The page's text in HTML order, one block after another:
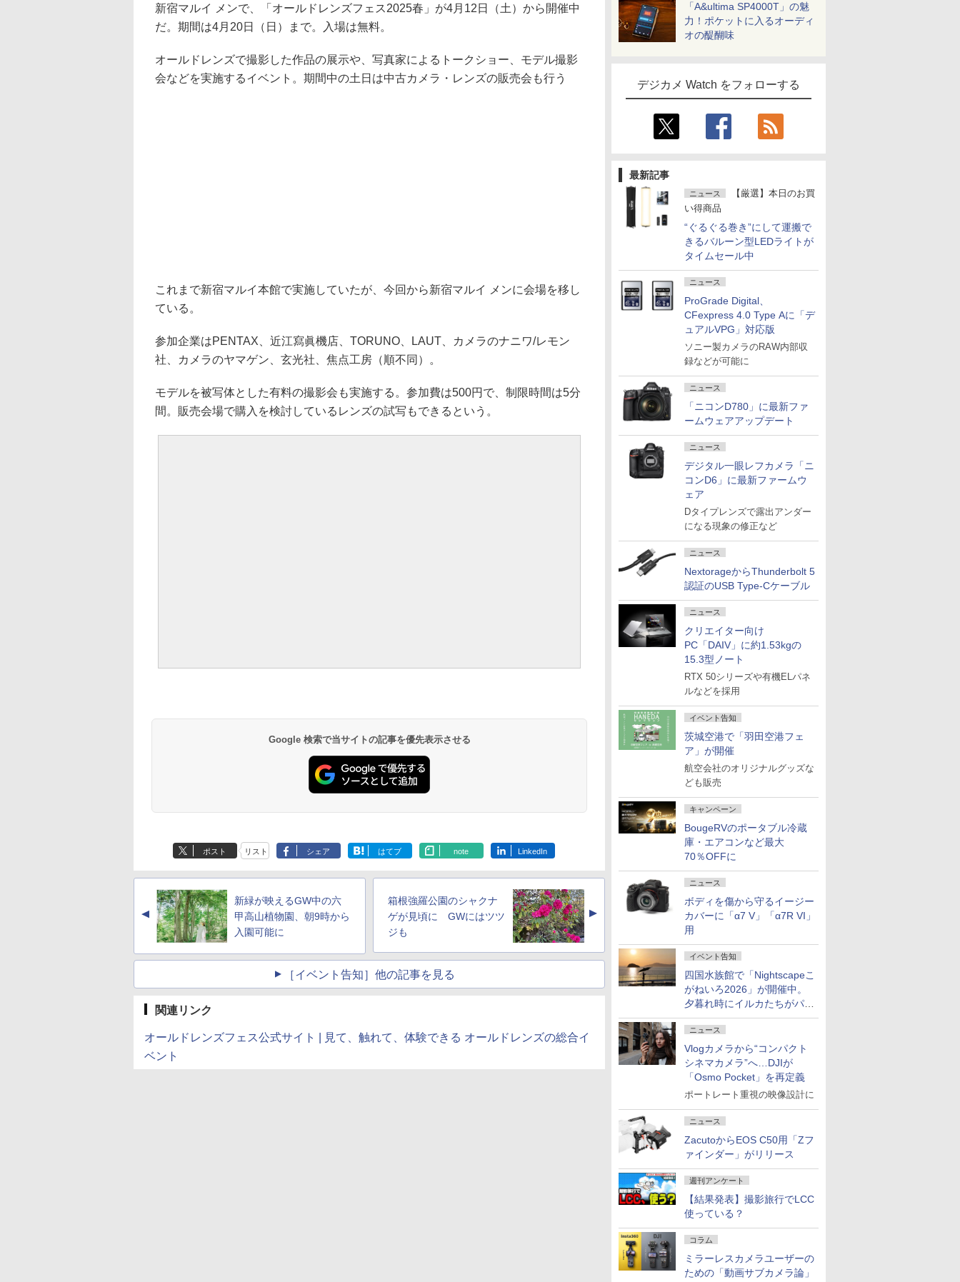
「A&ultima SP4000T」の魅
力！ポケットに入るオーディ
オの醍醐味
デジカメ Watch をフォローする
最新記事
ニュース
【厳選】本日のお買
い得商品
“ぐるぐる巻き”にして運搬で
きるバルーン型LEDライトが
タイムセール中
ニュース
ProGrade Digital、
CFexpress 4.0 Type Aに「デ
ュアルVPG」対応版
ソニー製カメラのRAW内部収
録などが可能に
ニュース
「ニコンD780」に最新ファ
ームウェアアップデート
ニュース
デジタル一眼レフカメラ「ニ
コンD6」に最新ファームウ
ェア
Dタイプレンズで露出アンダー
になる現象の修正など
ニュース
NextorageからThunderbolt 5
認証のUSB Type-Cケーブル
ニュース
クリエイター向け
PC「DAIV」に約1.53kgの
15.3型ノート
RTX 50シリーズや有機ELパネ
ルなどを採用
イベント告知
茨城空港で「羽田空港フェ
ア」が開催
航空会社のオリジナルグッズな
ども販売
キャンペーン
BougeRVのポータブル冷蔵
庫・エアコンなど最大
70％OFFに
ニュース
ボディを傷から守るイージー
カバーに「α7 V」「α7R VI」
用
イベント告知
四国水族館で「Nightscapeこ
がねいろ2026」が開催中。
夕暮れ時にイルカたちがパフ
ォーマンスを繰り広げる
ニュース
Vlogカメラから“コンパクト
シネマカメラ”へ…DJIが
「Osmo Pocket」を再定義
ポートレート重視の映像設計に
ニュース
ZacutoからEOS C50用「Zフ
ァインダー」がリリース
週刊アンケート
【結果発表】撮影旅行でLCC
使っている？
コラム
ミラーレスカメラユーザーの
ための「動画サブカメラ論」
新宿マルイ メンで、「オールドレンズフェス2025春」が4月12日（土）から開催中
だ。期間は4月20日（日）まで。入場は無料。
オールドレンズで撮影した作品の展示や、写真家によるトークショー、モデル撮影
会などを実施するイベント。期間中の土日は中古カメラ・レンズの販売会も行う
これまで新宿マルイ本館で実施していたが、今回から新宿マルイ メンに会場を移し
ている。
参加企業はPENTAX、近江寫眞機店、TORUNO、LAUT、カメラのナニワ/レモン
社、カメラのヤマゲン、玄光社、焦点工房（順不同）。
モデルを被写体とした有料の撮影会も実施する。参加費は500円で、制限時間は5分
間。販売会場で購入を検討しているレンズの試写もできるという。
Google 検索で当サイトの記事を優先表示させる
ポスト リスト シェア はてブ note LinkedIn
▲
新緑が映えるGW中の六
甲高山植物園、朝9時から
入園可能に
箱根強羅公園のシャクナ
ゲが見頃に GWにはツツ
ジも
▲
［イベント告知］他の記事を見る
関連リンク
オールドレンズフェス公式サイト | 見て、触れて、体験できる オールドレンズの総合イ
ベント